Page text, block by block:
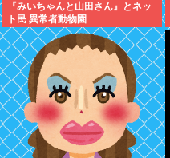
『みいちゃんと山田さん』とネッ
ト民 異常者動物園